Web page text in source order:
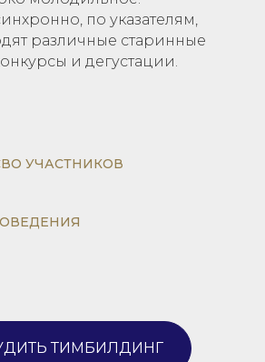
по указателям,
различные старинные
и дегустации.
УЧАСТНИКОВ
ТИМБИЛДИНГ